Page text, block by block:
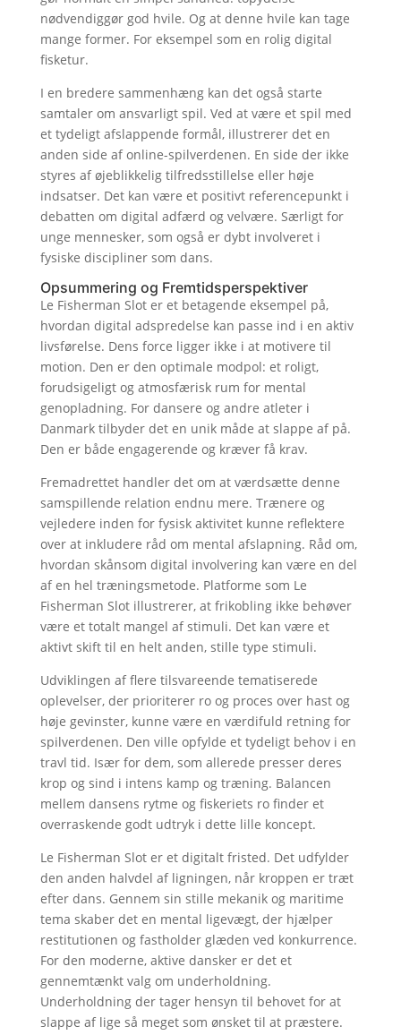
nødvendiggør god hvile. Og at denne hvile kan tage
mange former. For eksempel som en rolig digital
fisketur.
I en bredere sammenhæng kan det også starte
samtaler om ansvarligt spil. Ved at være et spil med
et tydeligt afslappende formål, illustrerer det en
anden side af online-spilverdenen. En side der ikke
styres af øjeblikkelig tilfredsstillelse eller høje
indsatser. Det kan være et positivt referencepunkt i
debatten om digital adfærd og velvære. Særligt for
unge mennesker, som også er dybt involveret i
fysiske discipliner som dans.
Opsummering og Fremtidsperspektiver
Le Fisherman Slot er et betagende eksempel på,
hvordan digital adspredelse kan passe ind i en aktiv
livsførelse. Dens force ligger ikke i at motivere til
motion. Den er den optimale modpol: et roligt,
forudsigeligt og atmosfærisk rum for mental
genopladning. For dansere og andre atleter i
Danmark tilbyder det en unik måde at slappe af på.
Den er både engagerende og kræver få krav.
Fremadrettet handler det om at værdsætte denne
samspillende relation endnu mere. Trænere og
vejledere inden for fysisk aktivitet kunne reflektere
over at inkludere råd om mental afslapning. Råd om,
hvordan skånsom digital involvering kan være en del
af en hel træningsmetode. Platforme som Le
Fisherman Slot illustrerer, at frikobling ikke behøver
være et totalt mangel af stimuli. Det kan være et
aktivt skift til en helt anden, stille type stimuli.
Udviklingen af flere tilsvareende tematiserede
oplevelser, der prioriterer ro og proces over hast og
høje gevinster, kunne være en værdifuld retning for
spilverdenen. Den ville opfylde et tydeligt behov i en
travl tid. Især for dem, som allerede presser deres
krop og sind i intens kamp og træning. Balancen
mellem dansens rytme og fiskeriets ro finder et
overraskende godt udtryk i dette lille koncept.
Le Fisherman Slot er et digitalt fristed. Det udfylder
den anden halvdel af ligningen, når kroppen er træt
efter dans. Gennem sin stille mekanik og maritime
tema skaber det en mental ligevægt, der hjælper
restitutionen og fastholder glæden ved konkurrence.
For den moderne, aktive dansker er det et
gennemtænkt valg om underholdning.
Underholdning der tager hensyn til behovet for at
slappe af lige så meget som ønsket til at præstere.